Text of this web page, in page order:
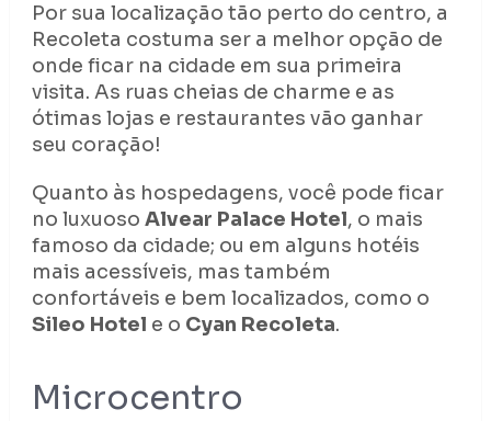
Por sua localização tão perto do centro, a
Recoleta costuma ser a melhor opção de
onde ficar na cidade em sua primeira
visita. As ruas cheias de charme e as
ótimas lojas e restaurantes vão ganhar
seu coração!
Quanto às hospedagens, você pode ficar
no luxuoso Alvear Palace Hotel, o mais
famoso da cidade; ou em alguns hotéis
mais acessíveis, mas também
confortáveis e bem localizados, como o
Sileo Hotel e o Cyan Recoleta.
Microcentro